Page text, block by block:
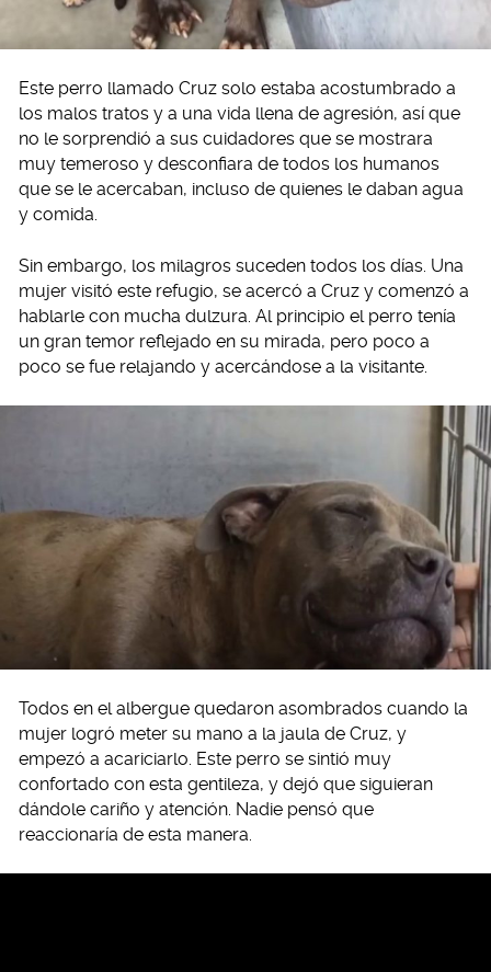
Este perro llamado Cruz solo estaba acostumbrado a
los malos tratos y a una vida llena de agresión, así que
no le sorprendió a sus cuidadores que se mostrara
muy temeroso y desconfiara de todos los humanos
que se le acercaban, incluso de quienes le daban agua
y comida.
Sin embargo, los milagros suceden todos los días. Una
mujer visitó este refugio, se acercó a Cruz y comenzó a
hablarle con mucha dulzura. Al principio el perro tenía
un gran temor reflejado en su mirada, pero poco a
poco se fue relajando y acercándose a la visitante.
Todos en el albergue quedaron asombrados cuando la
mujer logró meter su mano a la jaula de Cruz, y
empezó a acariciarlo. Este perro se sintió muy
confortado con esta gentileza, y dejó que siguieran
dándole cariño y atención. Nadie pensó que
reaccionaría de esta manera.